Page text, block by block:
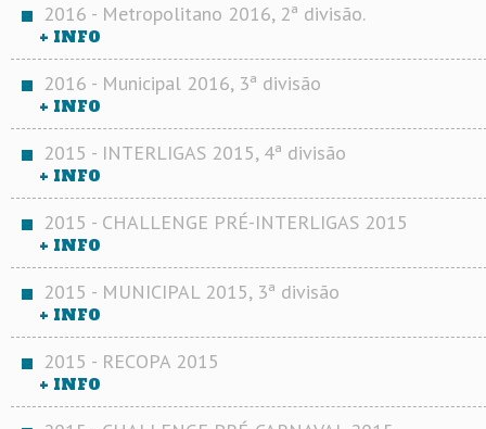
2016 - Metropolitano 2016, 2ª divisão.
+ INFO
2016 - Municipal 2016, 3ª divisão
+ INFO
2015 - INTERLIGAS 2015, 4ª divisão
+ INFO
2015 - CHALLENGE PRÉ-INTERLIGAS 2015
+ INFO
2015 - MUNICIPAL 2015, 3ª divisão
+ INFO
2015 - RECOPA 2015
+ INFO